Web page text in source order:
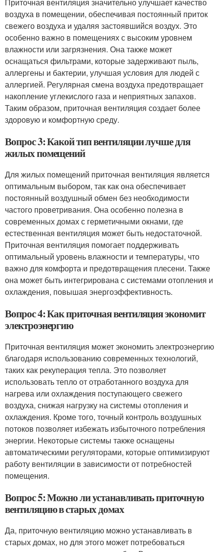
воздуха в помещении, обеспечивая постоянный приток
свежего воздуха и удаляя застоявшийся воздух. Это
особенно важно в помещениях с высоким уровнем
влажности или загрязнения. Она также может
оснащаться фильтрами, которые задерживают пыль,
аллергены и бактерии, улучшая условия для людей с
аллергией. Регулярная смена воздуха предотвращает
накопление углекислого газа и неприятных запахов.
Таким образом, приточная вентиляция создает более
здоровую и комфортную среду.
Вопрос 3: Какой тип вентиляции лучше для
жилых помещений
Для жилых помещений приточная вентиляция является
оптимальным выбором, так как она обеспечивает
постоянный воздушный обмен без необходимости
частого проветривания. Она особенно полезна в
современных домах с герметичными окнами, где
естественная вентиляция может быть недостаточной.
Приточная вентиляция помогает поддерживать
оптимальный уровень влажности и температуры, что
важно для комфорта и предотвращения плесени. Также
она может быть интегрирована с системами отопления и
охлаждения, повышая энергоэффективность.
Вопрос 4: Как приточная вентиляция экономит
электроэнергию
Приточная вентиляция может экономить электроэнергию
благодаря использованию современных технологий,
таких как рекуперация тепла. Это позволяет
использовать тепло от отработанного воздуха для
нагрева или охлаждения поступающего свежего
воздуха, снижая нагрузку на системы отопления и
охлаждения. Кроме того, точный контроль воздушных
потоков позволяет избежать избыточного потребления
энергии. Некоторые системы также оснащены
автоматическими регуляторами, которые оптимизируют
работу вентиляции в зависимости от потребностей
помещения.
Вопрос 5: Можно ли устанавливать приточную
вентиляцию в старых домах
Да, приточную вентиляцию можно устанавливать в
старых домах, но для этого может потребоваться